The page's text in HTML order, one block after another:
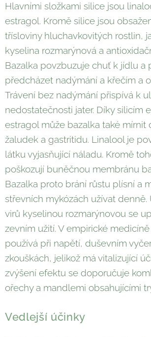
Hlavními složkami silice jsou
estragol. Kromě silice jsou
třísloviny hluchavkovitých rostlin,
kyselina rozmarýnová a
Bazalka povzbuzuje chuť k jídlu a
předcházet nadýmání a křečím a
Trávení bez nadýmání přispívá k
nedostatečnosti jater. Díky silicím
estragol může bazalka také mírnit
žaludek a gastritidu. Linalool je
látku vyjasňující náladu. Kromě
poškozují buněčnou membránu
Bazalka proto brání růstu plísní a
střevních mykózách užívat denně.
virů kyselinou rozmarýnovou se
zevním užití. V empirické
používá při napětí, duševním
zkouškách, jelikož má vitalizující
zvýšení efektu se doporučuje
ořechy a mandlemi obsahujícími
Vedlejší účinky